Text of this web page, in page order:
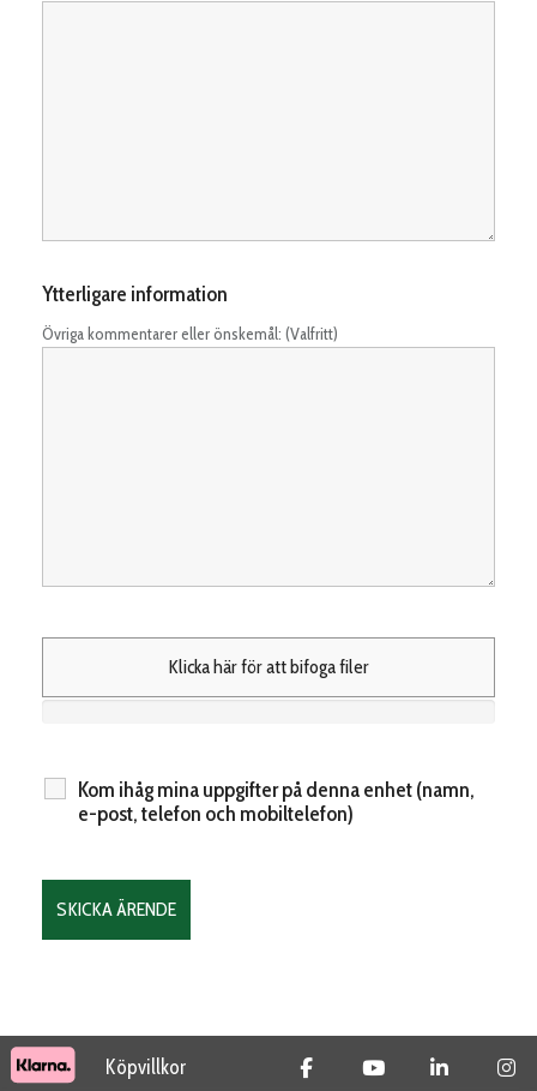
Ytterligare information
Övriga kommentarer eller önskemål: (Valfritt)
Klicka här för att bifoga filer
Kom ihåg mina uppgifter på denna enhet (namn,
e-post, telefon och mobiltelefon)
Köpvillkor